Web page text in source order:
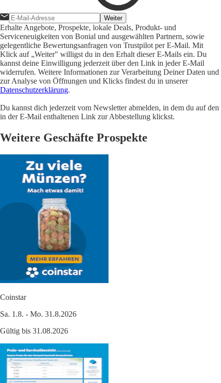
Weiter
Erhalte Angebote, Prospekte, lokale Deals, Produkt- und
Serviceneuigkeiten von Bonial und ausgewählten Partnern, sowie
gelegentliche Bewertungsanfragen von Trustpilot per E-Mail. Mit
Klick auf „Weiter" willigst du in den Erhalt dieser E-Mails ein. Du
kannst deine Einwilligung jederzeit über den Link in jeder E-Mail
widerrufen. Weitere Informationen zur Verarbeitung Deiner Daten und
zur Analyse von Öffnungen und Klicks findest du in unserer
Datenschutzerklärung.
Du kannst dich jederzeit vom Newsletter abmelden, in dem du auf den
in der E-Mail enthaltenen Link zur Abbestellung klickst.
Weitere Geschäfte Prospekte
Coinstar
Sa. 1.8. - Mo. 31.8.2026
Gültig bis 31.08.2026